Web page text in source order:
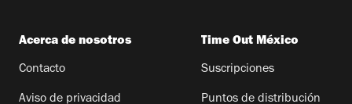
Acerca de nosotros
Contacto
Aviso de privacidad
Time Out México
Suscripciones
Puntos de distribución